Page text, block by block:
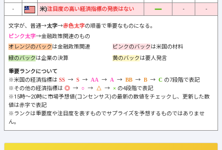
-
米)注目度の高い経済指標の発表はない - -
文字が、普通→太字→赤色太字の順番で重要なものになる。
ピンク太字→金融政策関連のもの
オレンジのバックは金融政策関連 ピンクのバックは米国の材料
緑のバックは企業の決算 黄のバックは要人発言
重要ランクについて
※米国の経済指標は
→ → → → → →
の7段階で表記
※その他の経済指標は
→ → →
の4段階で表記
※15時～20時に市場予想値(コンセンサス)の最新の数値をチェックし、更新した数
値は赤字で表記
※ランクは重要度や注目度を表すものでサプライズを予想するものではありませ
ん。